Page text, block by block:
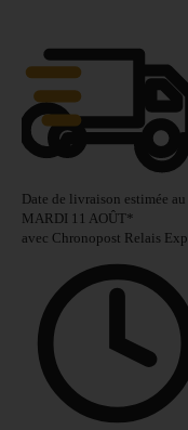
Date de livraison estimée au
MARDI 11 AOÛT*
avec Chronopost Relais